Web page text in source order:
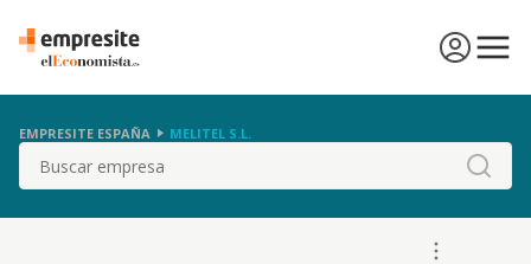
EMPRESITE ESPAÑA MELITEL S.L.
Buscar